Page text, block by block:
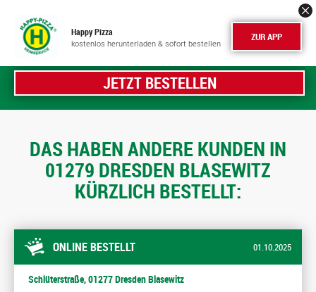
Happy Pizza
kostenlos herunterladen & sofort bestellen ZUR APP
JETZT BESTELLEN
DAS HABEN ANDERE KUNDEN IN
01279 DRESDEN BLASEWITZ
KÜRZLICH BESTELLT:
ONLINE BESTELLT 01.10.2025
Schlüterstraße, 01277 Dresden Blasewitz